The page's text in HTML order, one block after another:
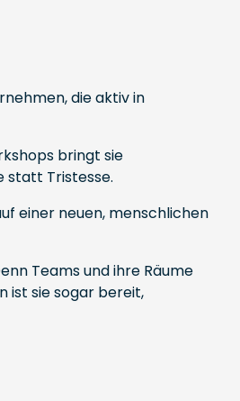
die aktiv in
bringt sie
statt Tristesse.
einer neuen, menschlichen
Teams und ihre Räume
ist sie sogar bereit,